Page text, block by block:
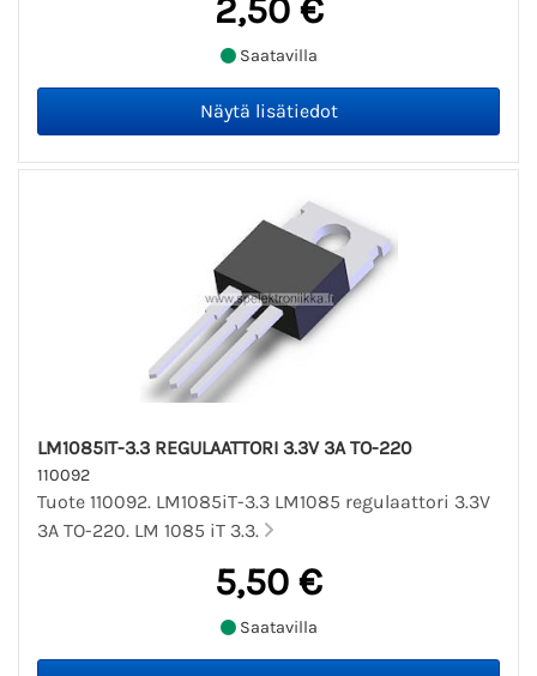
2,50 €
Saatavilla
LM1085IT-3.3 REGULAATTORI 3.3V 3A TO-220
110092
Tuote 110092. LM1085iT-3.3 LM1085 regulaattori 3.3V
3A TO-220. LM 1085 iT 3.3.
5,50 €
Saatavilla